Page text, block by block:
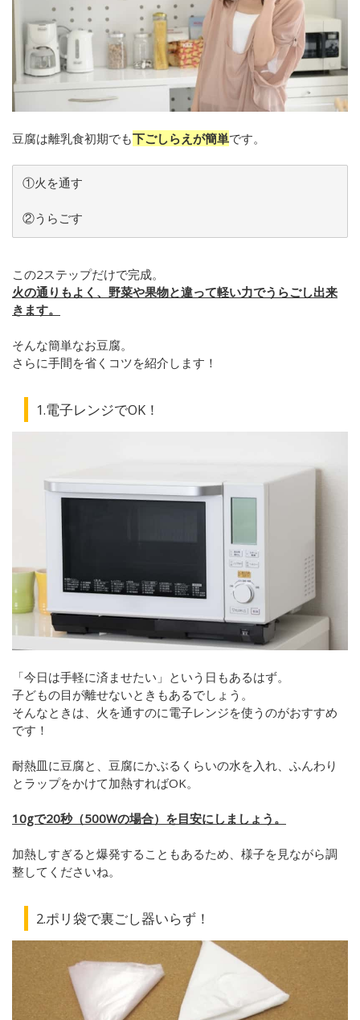
豆腐は離乳食初期でも下ごしらえが簡単です。
①火を通す
②うらごす
この2ステップだけで完成。
火の通りもよく、野菜や果物と違って軽い力でうらごし出来
きます。
そんな簡単なお豆腐。
さらに手間を省くコツを紹介します！
1.電子レンジでOK！
「今日は手軽に済ませたい」という日もあるはず。
子どもの目が離せないときもあるでしょう。
そんなときは、火を通すのに電子レンジを使うのがおすすめ
です！
耐熱皿に豆腐と、豆腐にかぶるくらいの水を入れ、ふんわり
とラップをかけて加熱すればOK。
10gで20秒（500Wの場合）を目安にしましょう。
加熱しすぎると爆発することもあるため、様子を見ながら調
整してくださいね。
2.ポリ袋で裏ごし器いらず！